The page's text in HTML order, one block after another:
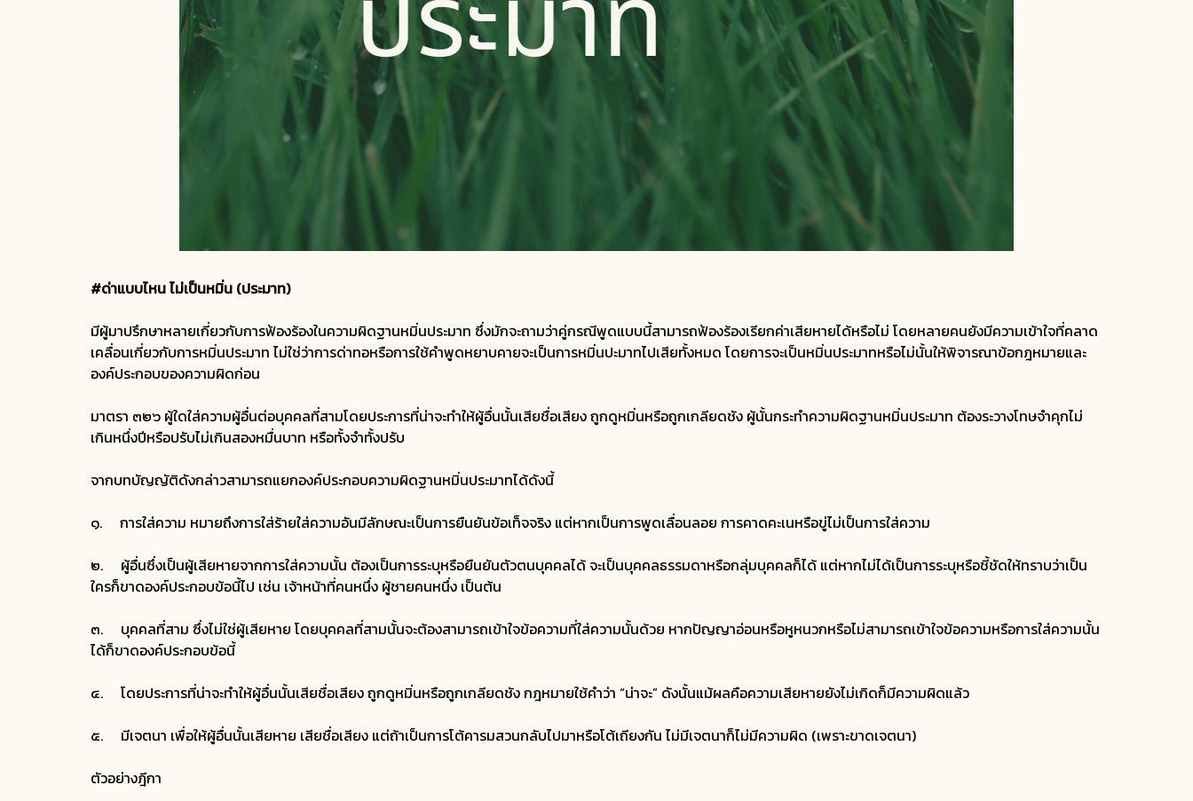
#ด่าแบบไหน ไม่เป็นหมิ่น (ประมาท)
มีผู้มาปรึกษาหลายเกี่ยวกับการฟ้องร้องในความผิดฐานหมิ่นประมาท ซึ่งมักจะถามว่าคู่กรณีพูดแบบนี้สามารถฟ้องร้องเรียกค่าเสียหายได้หรือไม่ โดยหลายคนยังมีความเข้าใจที่คลาด
เคลื่อนเกี่ยวกับการหมิ่นประมาท ไม่ใช่ว่าการด่าทอหรือการใช้คำพูดหยาบคายจะเป็นการหมิ่นปะมาทไปเสียทั้งหมด โดยการจะเป็นหมิ่นประมาทหรือไม่นั้นให้พิจารณาข้อกฎหมายและ
องค์ประกอบของความผิดก่อน
มาตรา ๓๒๖ ผู้ใดใส่ความผู้อื่นต่อบุคคลที่สามโดยประการที่น่าจะทำให้ผู้อื่นนั้นเสียชื่อเสียง ถูกดูหมิ่นหรือถูกเกลียดชัง ผู้นั้นกระทำความผิดฐานหมิ่นประมาท ต้องระวางโทษจำคุกไม่
เกินหนึ่งปีหรือปรับไม่เกินสองหมื่นบาท หรือทั้งจำทั้งปรับ
จากบทบัญญัติดังกล่าวสามารถแยกองค์ประกอบความผิดฐานหมิ่นประมาทได้ดังนี้
๑. การใส่ความ หมายถึงการใส่ร้ายใส่ความอันมีลักษณะเป็นการยืนยันข้อเท็จจริง แต่หากเป็นการพูดเลื่อนลอย การคาดคะเนหรือขู่ไม่เป็นการใส่ความ
๒. ผู้อื่นซึ่งเป็นผู้เสียหายจากการใส่ความนั้น ต้องเป็นการระบุหรือยืนยันตัวตนบุคคลได้ จะเป็นบุคคลธรรมดาหรือกลุ่มบุคคลก็ได้ แต่หากไม่ได้เป็นการระบุหรือชี้ชัดให้ทราบว่าเป็น
ใครก็ขาดองค์ประกอบข้อนี้ไป เช่น เจ้าหน้าที่คนหนึ่ง ผู้ชายคนหนึ่ง เป็นต้น
๓. บุคคลที่สาม ซึ่งไม่ใช่ผู้เสียหาย โดยบุคคลที่สามนั้นจะต้องสามารถเข้าใจข้อความที่ใส่ความนั้นด้วย หากปัญญาอ่อนหรือหูหนวกหรือไม่สามารถเข้าใจข้อความหรือการใส่ความนั้น
ได้ก็ขาดองค์ประกอบข้อนี้
๔. โดยประการที่น่าจะทำให้ผู้อื่นนั้นเสียชื่อเสียง ถูกดูหมิ่นหรือถูกเกลียดชัง กฎหมายใช้คำว่า “น่าจะ” ดังนั้นแม้ผลคือความเสียหายยังไม่เกิดก็มีความผิดแล้ว
๕. มีเจตนา เพื่อให้ผู้อื่นนั้นเสียหาย เสียชื่อเสียง แต่ถ้าเป็นการโต้คารมสวนกลับไปมาหรือโต้เถียงกัน ไม่มีเจตนาก็ไม่มีความผิด (เพราะขาดเจตนา)
ตัวอย่างฎีกา